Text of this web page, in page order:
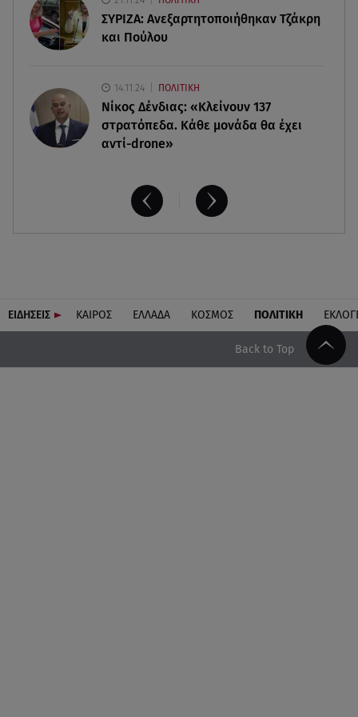
της στην Ίμπιζα
ΣΥΡΙΖΑ: Ανεξαρτητοποιήθηκαν Τζάκρη
και Πούλου
14.11.24 ΠΟΛΙΤΙΚΗ
Νίκος Δένδιας: «Κλείνουν 137
στρατόπεδα. Kάθε μονάδα θα έχει
αντί-drone»
ΕΙΔΗΣΕΙΣ ΚΑΙΡΟΣ ΕΛΛΑΔΑ ΚΟΣΜΟΣ ΠΟΛΙΤΙΚΗ
Back to Top